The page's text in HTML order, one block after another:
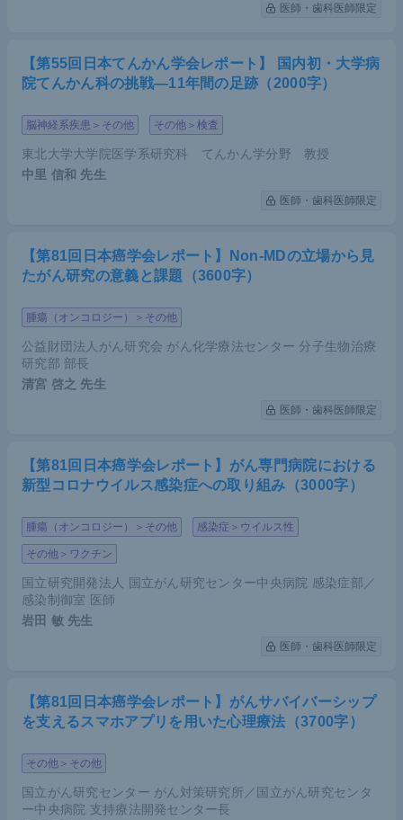
医師・歯科医師限定
【第55回日本てんかん学会レポート】 国内初・大学病
院てんかん科の挑戦―11年間の足跡（2000字）
脳神経系疾患＞その他 その他＞検査
東北大学大学院医学系研究科 てんかん学分野 教授
中里 信和 先生
医師・歯科医師限定
【第81回日本癌学会レポート】Non-MDの立場から見
たがん研究の意義と課題（3600字）
腫瘍（オンコロジー）＞その他
公益財団法人がん研究会 がん化学療法センター 分子生物治療
研究部 部長
清宮 啓之 先生
医師・歯科医師限定
【第81回日本癌学会レポート】がん専門病院における
新型コロナウイルス感染症への取り組み（3000字）
腫瘍（オンコロジー）＞その他 感染症＞ウイルス性
その他＞ワクチン
国立研究開発法人 国立がん研究センター中央病院 感染症部／
感染制御室 医師
岩田 敏 先生
医師・歯科医師限定
【第81回日本癌学会レポート】がんサバイバーシップ
を支えるスマホアプリを用いた心理療法（3700字）
その他＞その他
国立がん研究センター がん対策研究所／国立がん研究センタ
ー中央病院 支持療法開発センター長